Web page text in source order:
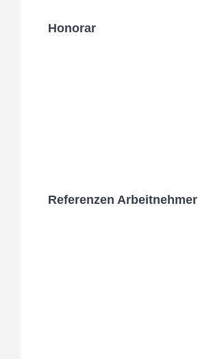
Honorar
Referenzen Arbeitnehmer